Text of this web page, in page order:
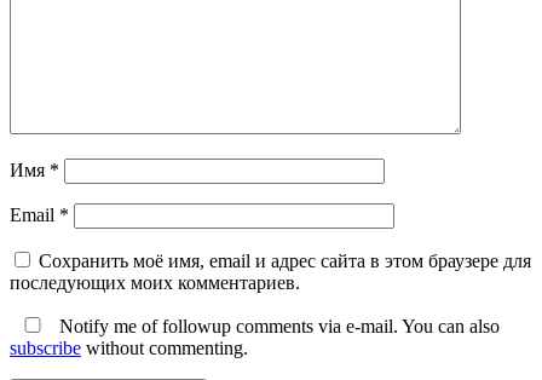
Имя *
Email *
Сохранить моё имя, email и адрес сайта в этом браузере для
последующих моих комментариев.
Notify me of followup comments via e-mail. You can also
subscribe without commenting.